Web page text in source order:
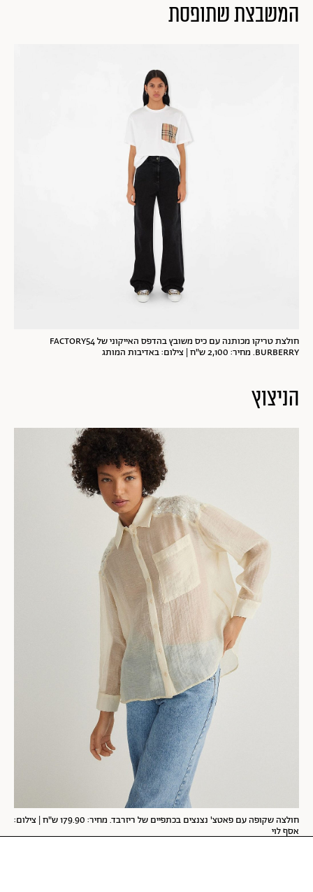
המשבצת שתופסת
חולצת טריקו מכותנה עם כיס משובץ בהדפס האייקוני של FACTORY54
BURBERRY. מחיר: 2,100 ש"ח | צילום: באדיבות המותג
הניצוץ
חולצה שקופה עם פאטצ' נצנצים בכתפיים של ריזרבד. מחיר: 179.90 ש"ח | צילום:
אסף לוי